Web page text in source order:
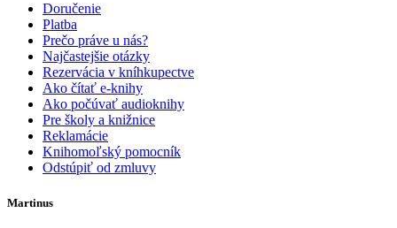
Doručenie
Platba
Prečo práve u nás?
Najčastejšie otázky
Rezervácia v kníhkupectve
Ako čítať e-knihy
Ako počúvať audioknihy
Pre školy a knižnice
Reklamácie
Knihomoľský pomocník
Odstúpiť od zmluvy
Martinus